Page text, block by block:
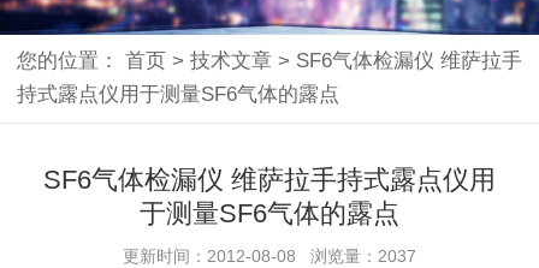
您的位置： 首页 > 技术文章 > SF6气体检漏仪 维萨拉手
持式露点仪用于测量SF6气体的露点
SF6气体检漏仪 维萨拉手持式露点仪用
于测量SF6气体的露点
更新时间：2012-08-08 浏览量：2037